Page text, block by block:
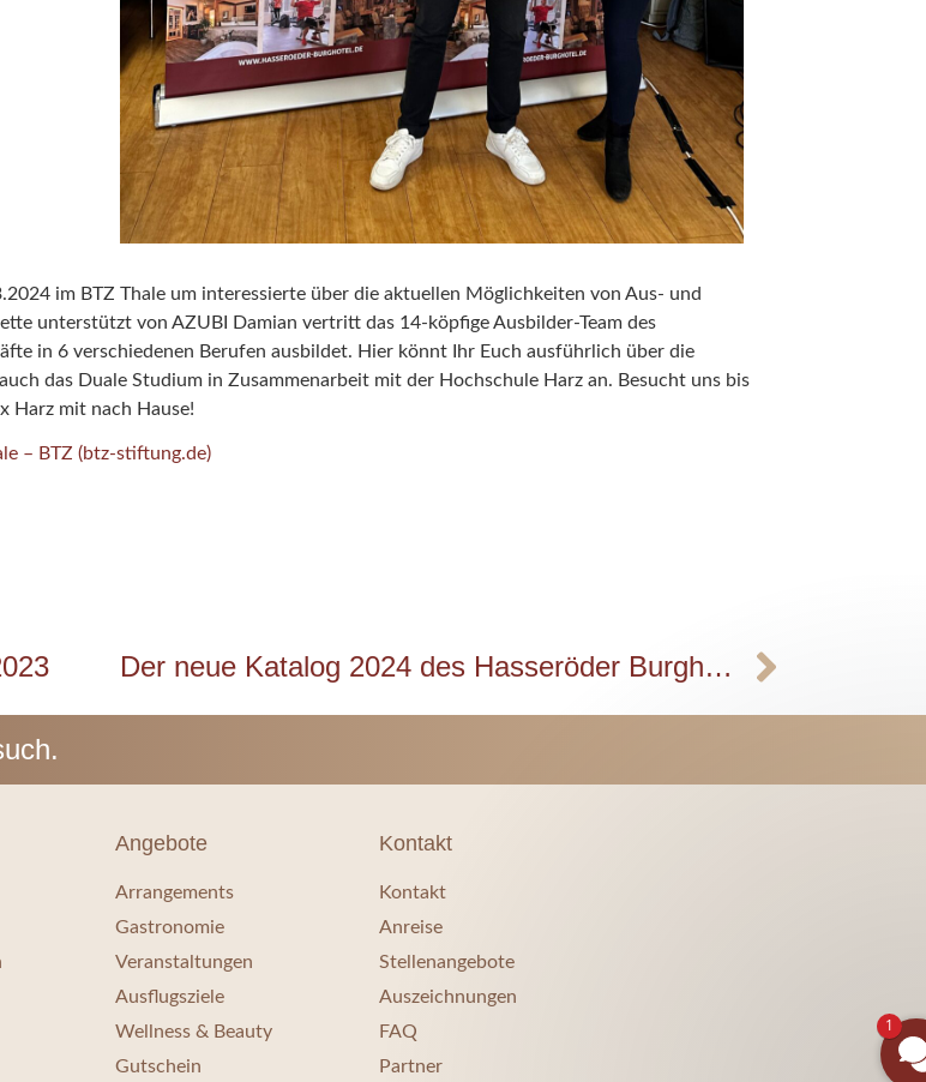
im BTZ Thale um interessierte über die aktuellen Möglichkeiten von Aus- und
unterstützt von AZUBI Damian vertritt das 14-köpfige Ausbilder-Team des
in 6 verschiedenen Berufen ausbildet. Hier könnt Ihr Euch ausführlich über die
das Duale Studium in Zusammenarbeit mit der Hochschule Harz an. Besucht uns bis
Harz mit nach Hause!
– BTZ (btz-stiftung.de)
Der neue Katalog 2024 des Hasseröder Burghotels ist da!
Angebote
Arrangements
Gastronomie
Veranstaltungen
Ausflugsziele
Wellness & Beauty
Gutschein
Kontakt
Kontakt
Anreise
Stellenangebote
Auszeichnungen
FAQ
Partner
1